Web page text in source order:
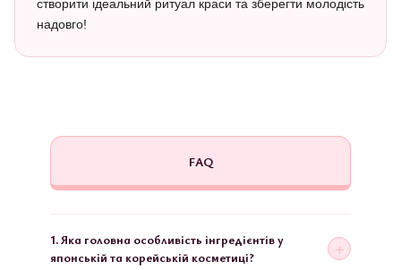
створити ідеальний ритуал краси та зберегти молодість
надовго!
FAQ
1. Яка головна особливість інгредієнтів у
японській та корейській косметиці?